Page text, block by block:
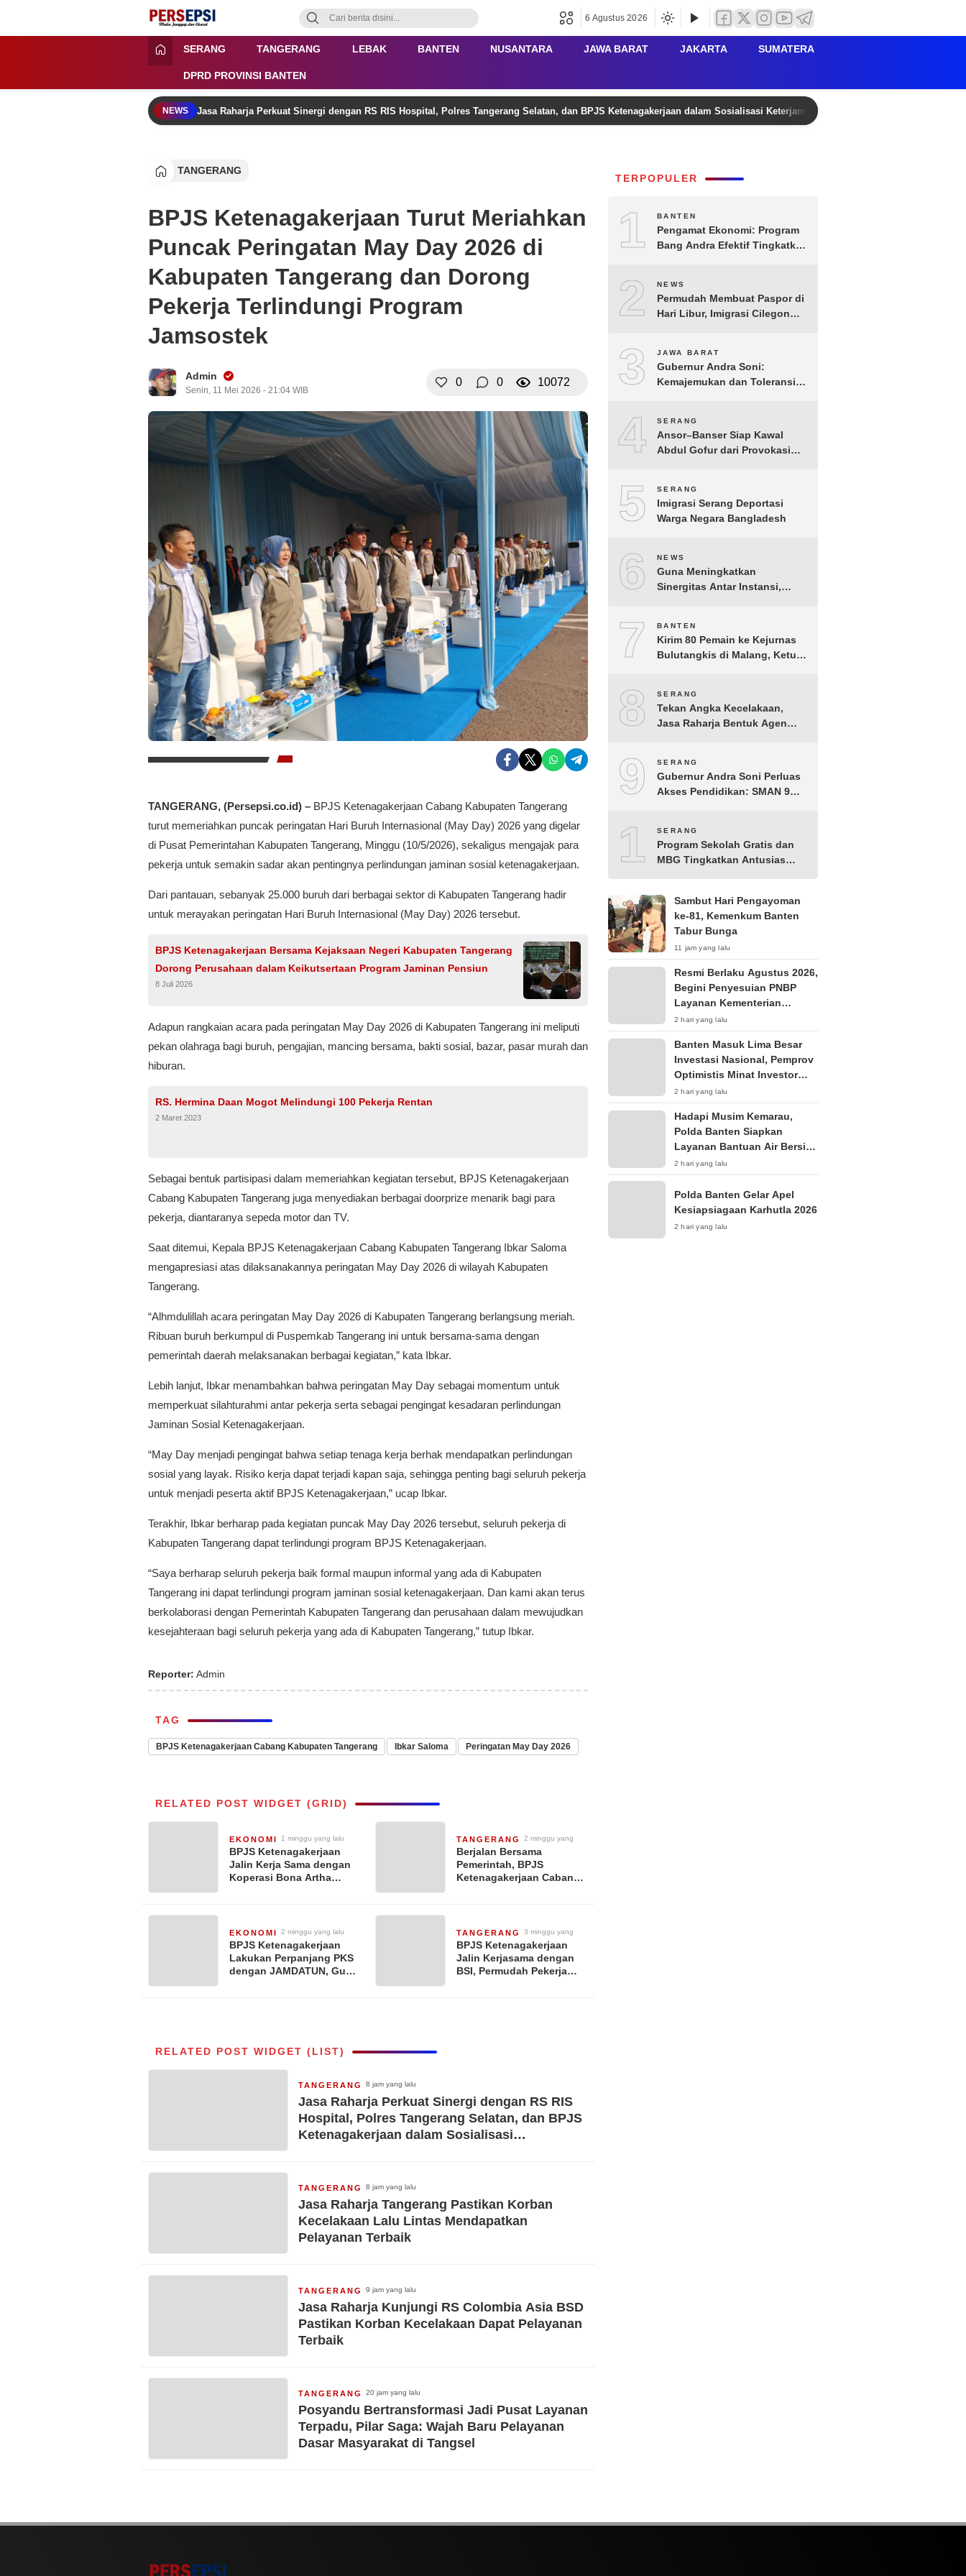
konten
Persepsi.co.id
Media Tanggap Dan Akurat
6 Agustus 2026
SERANG TANGERANG LEBAK BANTEN NUSANTARA JAWA BARAT JAKARTA SUMATERA
DPRD PROVINSI BANTEN
NEWS Jasa Raharja Perkuat Sinergi dengan RS RIS Hospital, Polres Tangerang Selatan, dan BPJS Ketenagakerjaan dalam Sosialisasi Keterjaminan Korban Kecelakaan Lalu
TANGERANG
BPJS Ketenagakerjaan Turut Meriahkan
Puncak Peringatan May Day 2026 di
Kabupaten Tangerang dan Dorong
Pekerja Terlindungi Program
Jamsostek
Admin
Senin, 11 Mei 2026 - 21:04 WIB
0 0 10072
TANGERANG, (Persepsi.co.id) – BPJS Ketenagakerjaan Cabang Kabupaten Tangerang
turut memeriahkan puncak peringatan Hari Buruh Internasional (May Day) 2026 yang digelar
di Pusat Pemerintahan Kabupaten Tangerang, Minggu (10/5/2026), sekaligus mengajak para
pekerja untuk semakin sadar akan pentingnya perlindungan jaminan sosial ketenagakerjaan.
Dari pantauan, sebanyak 25.000 buruh dari berbagai sektor di Kabupaten Tangerang hadir
untuk merayakan peringatan Hari Buruh Internasional (May Day) 2026 tersebut.
BPJS Ketenagakerjaan Bersama Kejaksaan Negeri Kabupaten Tangerang
Dorong Perusahaan dalam Keikutsertaan Program Jaminan Pensiun
8 Juli 2026
Adapun rangkaian acara pada peringatan May Day 2026 di Kabupaten Tangerang ini meliputi
pekan olahraga bagi buruh, pengajian, mancing bersama, bakti sosial, bazar, pasar murah dan
hiburan.
RS. Hermina Daan Mogot Melindungi 100 Pekerja Rentan
2 Maret 2023
Sebagai bentuk partisipasi dalam memeriahkan kegiatan tersebut, BPJS Ketenagakerjaan
Cabang Kabupaten Tangerang juga menyediakan berbagai doorprize menarik bagi para
pekerja, diantaranya sepeda motor dan TV.
Saat ditemui, Kepala BPJS Ketenagakerjaan Cabang Kabupaten Tangerang Ibkar Saloma
mengapresiasi atas dilaksanakannya peringatan May Day 2026 di wilayah Kabupaten
Tangerang.
“Alhmdulillah acara peringatan May Day 2026 di Kabupaten Tangerang berlangsung meriah.
Ribuan buruh berkumpul di Puspemkab Tangerang ini untuk bersama-sama dengan
pemerintah daerah melaksanakan berbagai kegiatan,” kata Ibkar.
Lebih lanjut, Ibkar menambahkan bahwa peringatan May Day sebagai momentum untuk
memperkuat silahturahmi antar pekerja serta sebagai pengingat kesadaran perlindungan
Jaminan Sosial Ketenagakerjaan.
“May Day menjadi pengingat bahwa setiap tenaga kerja berhak mendapatkan perlindungan
sosial yang layak. Risiko kerja dapat terjadi kapan saja, sehingga penting bagi seluruh pekerja
untuk menjadi peserta aktif BPJS Ketenagakerjaan,” ucap Ibkar.
Terakhir, Ibkar berharap pada kegiatan puncak May Day 2026 tersebut, seluruh pekerja di
Kabupaten Tangerang dapat terlindungi program BPJS Ketenagakerjaan.
“Saya berharap seluruh pekerja baik formal maupun informal yang ada di Kabupaten
Tangerang ini dapat terlindungi program jaminan sosial ketenagakerjaan. Dan kami akan terus
berkolaborasi dengan Pemerintah Kabupaten Tangerang dan perusahaan dalam mewujudkan
kesejahteraan bagi seluruh pekerja yang ada di Kabupaten Tangerang,” tutup Ibkar.
Reporter: Admin
TAG
BPJS Ketenagakerjaan Cabang Kabupaten Tangerang Ibkar Saloma Peringatan May Day 2026
RELATED POST WIDGET (GRID)
EKONOMI 1 minggu yang lalu
BPJS Ketenagakerjaan
Jalin Kerja Sama dengan
Koperasi Bona Artha
TANGERANG
2 minggu yang
lalu
Berjalan Bersama
Pemerintah, BPJS
Ketenagakerjaan Cabang
Rentan Per Desa
EKONOMI 2 minggu yang lalu
BPJS Ketenagakerjaan
Lakukan Perpanjang PKS
dengan JAMDATUN, Guna
TANGERANG
3 minggu yang
lalu
BPJS Ketenagakerjaan
Jalin Kerjasama dengan
BSI, Permudah Pekerja
RELATED POST WIDGET (LIST)
TANGERANG 8 jam yang lalu
Jasa Raharja Perkuat Sinergi dengan RS RIS
Hospital, Polres Tangerang Selatan, dan BPJS
Ketenagakerjaan dalam Sosialisasi
TANGERANG 8 jam yang lalu
Jasa Raharja Tangerang Pastikan Korban
Kecelakaan Lalu Lintas Mendapatkan
Pelayanan Terbaik
TANGERANG 9 jam yang lalu
Jasa Raharja Kunjungi RS Colombia Asia BSD
Pastikan Korban Kecelakaan Dapat Pelayanan
Terbaik
TANGERANG 20 jam yang lalu
Posyandu Bertransformasi Jadi Pusat Layanan
Terpadu, Pilar Saga: Wajah Baru Pelayanan
Dasar Masyarakat di Tangsel
TERPOPULER
1 BANTEN
Pengamat Ekonomi: Program
Bang Andra Efektif Tingkatkan
2 NEWS
Permudah Membuat Paspor di
Hari Libur, Imigrasi Cilegon
3 JAWA BARAT
Gubernur Andra Soni:
Kemajemukan dan Toleransi
4 SERANG
Ansor–Banser Siap Kawal
Abdul Gofur dari Provokasi
5 SERANG
Imigrasi Serang Deportasi
Warga Negara Bangladesh
6 NEWS
Guna Meningkatkan
Sinergitas Antar Instansi,
Cukai Khusus Kepri
7 BANTEN
Kirim 80 Pemain ke Kejurnas
Bulutangkis di Malang, Ketua
Hasil Terbaik
8 SERANG
Tekan Angka Kecelakaan,
Jasa Raharja Bentuk Agen
Taktakan
9 SERANG
Gubernur Andra Soni Perluas
Akses Pendidikan: SMAN 9
10SERANG
Program Sekolah Gratis dan
MBG Tingkatkan Antusias
Sambut Hari Pengayoman
ke-81, Kemenkum Banten
Tabur Bunga
11 jam yang lalu
Resmi Berlaku Agustus 2026,
Begini Penyesuian PNBP
Layanan Kementerian
Hukum
2 hari yang lalu
Banten Masuk Lima Besar
Investasi Nasional, Pemprov
Optimistis Minat Investor
Terus Tumbuh
2 hari yang lalu
Hadapi Musim Kemarau,
Polda Banten Siapkan
Layanan Bantuan Air Bersih
Melalui 110
2 hari yang lalu
Polda Banten Gelar Apel
Kesiapsiagaan Karhutla 2026
2 hari yang lalu